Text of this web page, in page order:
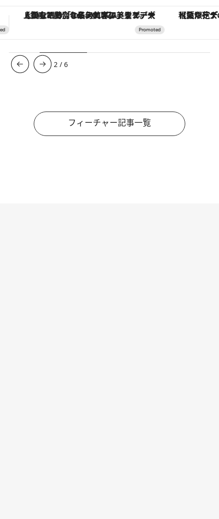
【夏限定ディナーコース】旬を迎える稚鮎や花ズッキーニなどをイタリア・トスカーナの郷土料理の手法で満喫！
3 /6
フィーチャー記事一覧